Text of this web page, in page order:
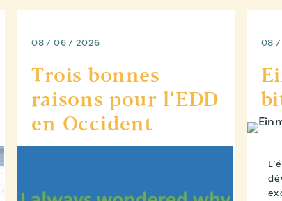
08 / 06 / 2026
Trois bonnes
raisons pour l’EDD
en Occident
08 /